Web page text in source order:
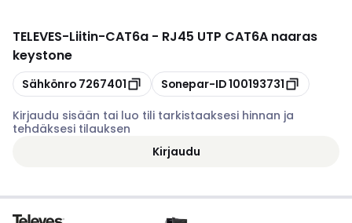
TELEVES-Liitin-CAT6a - RJ45 UTP CAT6A naaras
keystone
Kopioi
Sähkönro 7267401 Kopioi
Sonepar-ID100193731
Kirjaudu sisään tai luo tili tarkistaaksesi hinnan ja
tehdäksesi tilauksen
Kirjaudu